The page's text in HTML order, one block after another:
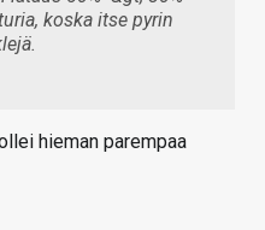
koska itse pyrin
hieman parempaa